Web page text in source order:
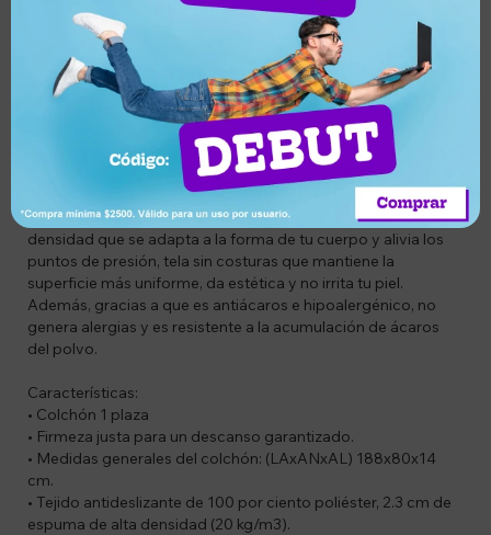
Descripción del producto:
Colchón en caja de espuma de 1 plaza 14cm de grosor
Lumax
¡Olvídate del mundo real y siéntete como en una nube!, con
nuestro suave, cómodo y elegante colchón Lumax; tu cuerpo
experimentará tranquilidad, relajación y un óptimo descanso
todas las noches. Al recostarte te sentirás automáticamente
abrazado y refugiado, gracias a sus mágicos componentes
que son: Tejido antideslizante de poliéster para ofrecerte
mayor seguridad y comodidad al dormir, espuma de alta
densidad que se adapta a la forma de tu cuerpo y alivia los
puntos de presión, tela sin costuras que mantiene la
superficie más uniforme, da estética y no irrita tu piel.
Además, gracias a que es antiácaros e hipoalergénico, no
genera alergias y es resistente a la acumulación de ácaros
del polvo.
Características:
• Colchón 1 plaza
• Firmeza justa para un descanso garantizado.
• Medidas generales del colchón: (LAxANxAL) 188x80x14
cm.
• Tejido antideslizante de 100 por ciento poliéster, 2.3 cm de
espuma de alta densidad (20 kg/m3).